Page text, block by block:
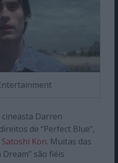
Darren
de “Perfect Blue”,
Satoshi Kon. Muitas das
Dream” são fiéis